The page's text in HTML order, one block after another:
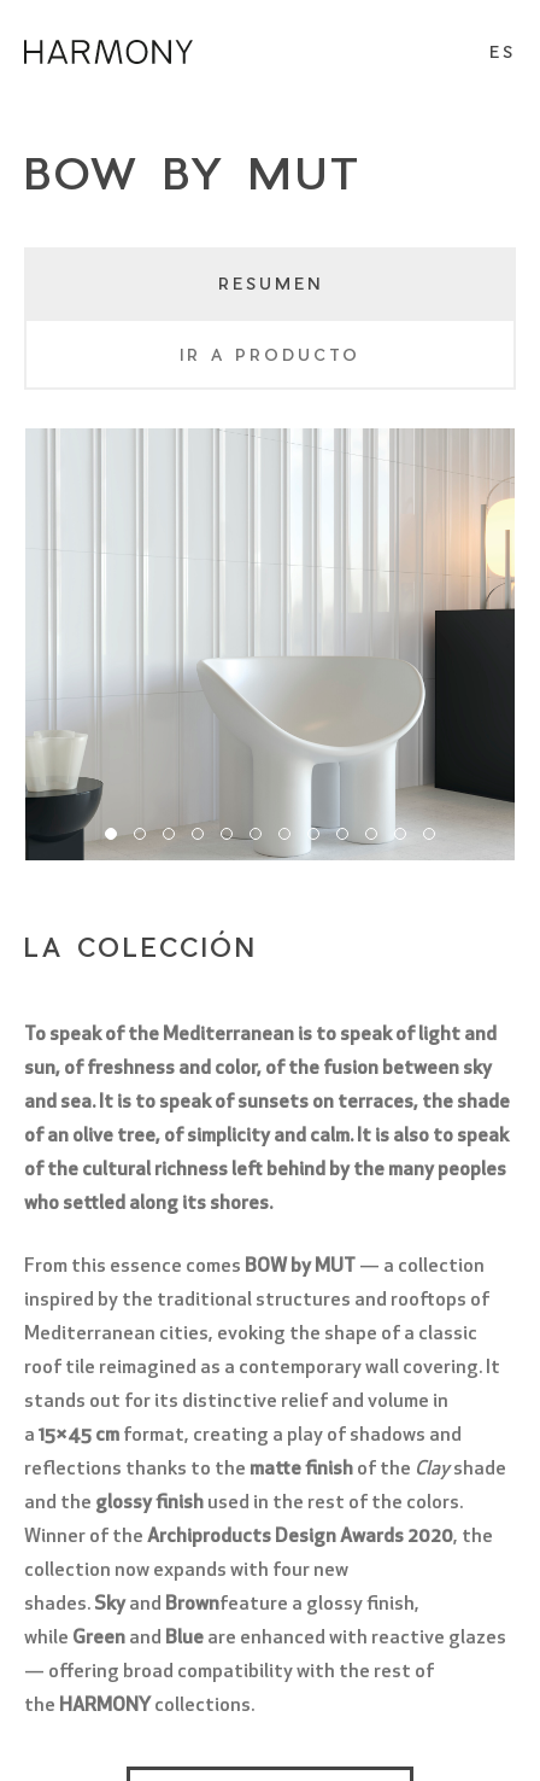
ES
BOW BY MUT
RESUMEN
IR A PRODUCTO
LA COLECCIÓN
To speak of the Mediterranean is to speak of light and
sun, of freshness and color, of the fusion between sky
and sea. It is to speak of sunsets on terraces, the shade
of an olive tree, of simplicity and calm. It is also to speak
of the cultural richness left behind by the many peoples
who settled along its shores.
From this essence comes BOW by MUT — a collection
inspired by the traditional structures and rooftops of
Mediterranean cities, evoking the shape of a classic
roof tile reimagined as a contemporary wall covering. It
stands out for its distinctive relief and volume in
a 15×45 cm format, creating a play of shadows and
reflections thanks to the matte finish of the Clayshade
and the glossy finish used in the rest of the colors.
Winner of the Archiproducts Design Awards 2020, the
collection now expands with four new
shades. Skyand Brownfeature a glossy finish,
while Green and Blue are enhanced with reactive glazes
— offering broad compatibility with the rest of
the HARMONY collections.